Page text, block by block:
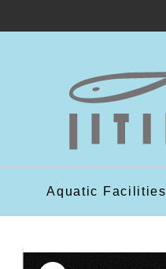
Aquatic Facilities